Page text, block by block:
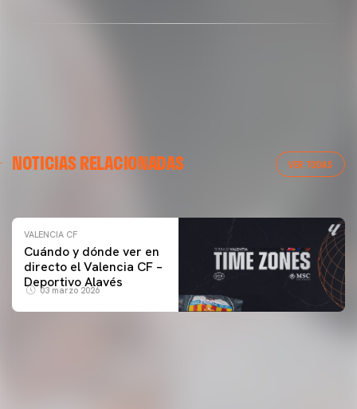
NOTICIAS RELACIONADAS VER TODAS
ENTRENAMIENTO DEL VALENCIA CF 04/03/26
VALENCIA CF
Cuándo y dónde ver en
directo el Valencia CF –
Deportivo Alavés
03 marzo 2026